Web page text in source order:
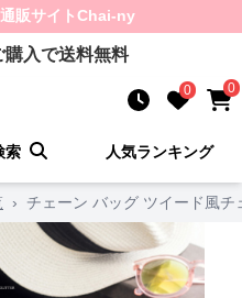
販サイトChai-ny
購入で送料無料
0 0
索 人気ランキング
› チェーン バッグ ツイード風